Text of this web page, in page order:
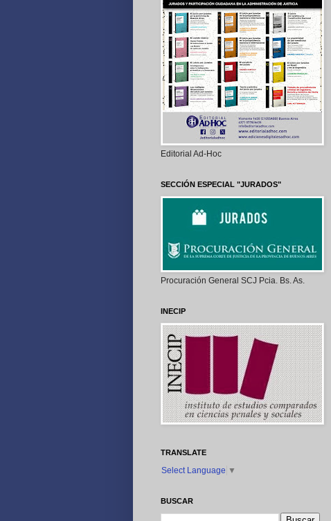
Editorial Ad-Hoc
SECCIÓN ESPECIAL "JURADOS"
Procuración General SCJ Pcia. Bs. As.
INECIP
TRANSLATE
Select Language ▼
BUSCAR